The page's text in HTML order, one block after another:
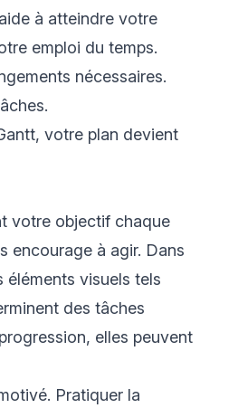
à atteindre votre
emploi du temps.
nécessaires.
votre plan devient
votre objectif chaque
encourage à agir. Dans
éléments visuels tels
des tâches
elles peuvent
Pratiquer la